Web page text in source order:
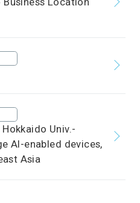
Univ.-
AI-enabled devices,
Asia